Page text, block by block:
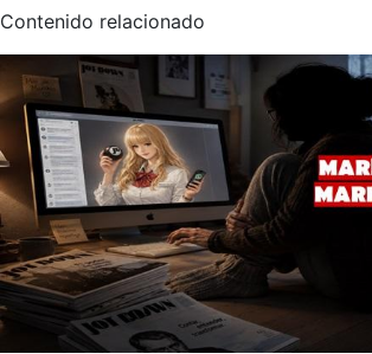
Contenido relacionado